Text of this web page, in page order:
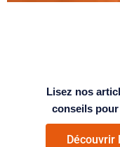
Lisez nos
conseils
Découvrir